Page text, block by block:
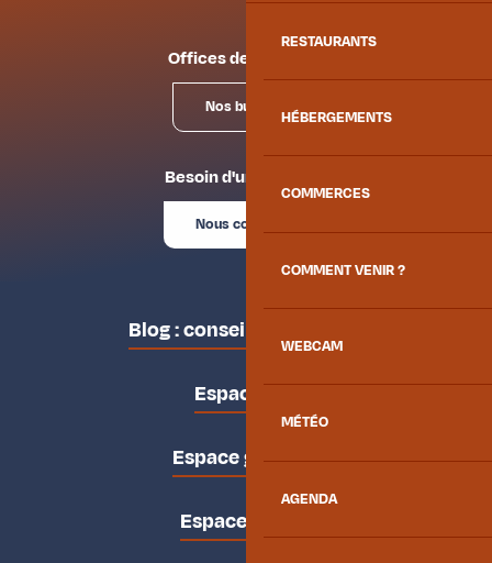
RESTAURANTS
HÉBERGEMENTS
COMMERCES
COMMENT VENIR ?
WEBCAM
MÉTÉO
AGENDA
Offices de tourisme
Nos bureaux
Besoin d'un conseil ?
Nous contacter
Blog : conseils des locaux
Espace pro
Espace groupes
Espace presse